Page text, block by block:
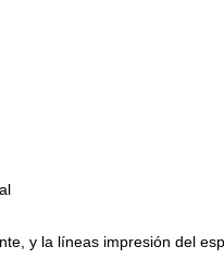
y la líneas impresión del